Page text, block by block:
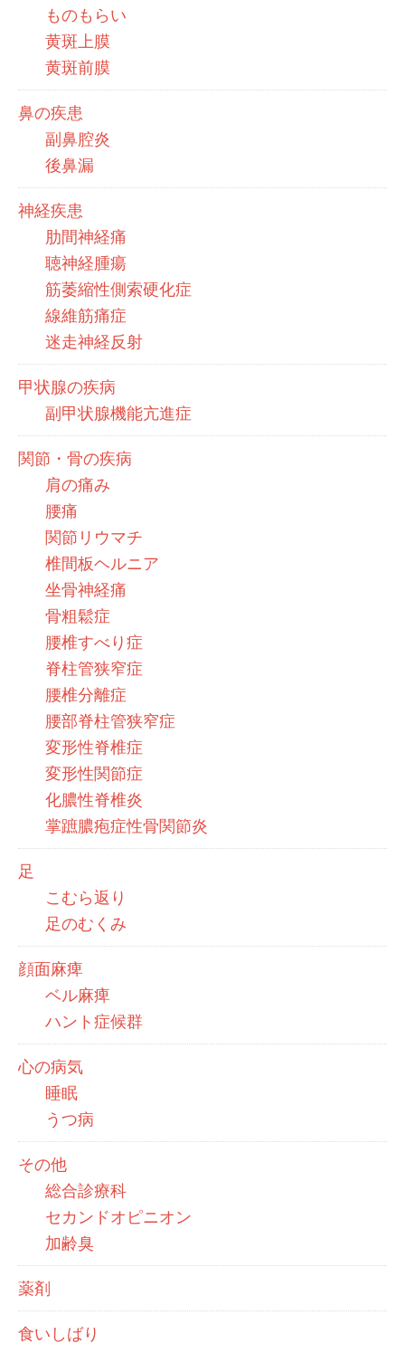
ものもらい
黄斑上膜
黄斑前膜
鼻の疾患
副鼻腔炎
後鼻漏
神経疾患
肋間神経痛
聴神経腫瘍
筋萎縮性側索硬化症
線維筋痛症
迷走神経反射
甲状腺の疾病
副甲状腺機能亢進症
関節・骨の疾病
肩の痛み
腰痛
関節リウマチ
椎間板ヘルニア
坐骨神経痛
骨粗鬆症
腰椎すべり症
脊柱管狭窄症
腰椎分離症
腰部脊柱管狭窄症
変形性脊椎症
変形性関節症
化膿性脊椎炎
掌蹠膿疱症性骨関節炎
足
こむら返り
足のむくみ
顔面麻痺
ベル麻痺
ハント症候群
心の病気
睡眠
うつ病
その他
総合診療科
セカンドオピニオン
加齢臭
薬剤
食いしばり